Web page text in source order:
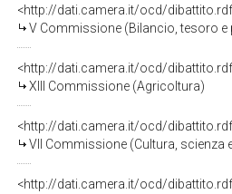
<http://dati.camera.it/ocd/
V Commissione (Bilancio, tesoro
<http://dati.camera.it/ocd/
XIII Commissione (Agricoltura)
<http://dati.camera.it/ocd/
VII Commissione (Cultura, scienza
<http://dati.camera.it/ocd/